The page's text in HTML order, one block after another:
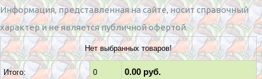
Информация, представленная на сайте, носит справочный
характер и не является публичной офертой.
Итого: 0 0.00 руб.
Нет выбранных товаров!